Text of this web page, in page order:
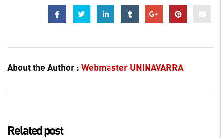
About the Author : Webmaster UNINAVARRA
Related post